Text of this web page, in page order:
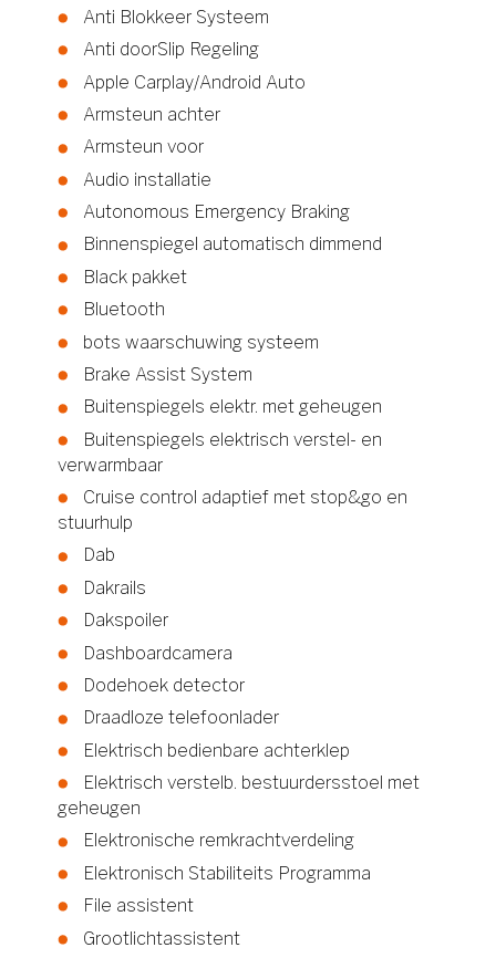
Anti Blokkeer Systeem
Anti doorSlip Regeling
Apple Carplay/Android Auto
Armsteun achter
Armsteun voor
Audio installatie
Autonomous Emergency Braking
Binnenspiegel automatisch dimmend
Black pakket
Bluetooth
bots waarschuwing systeem
Brake Assist System
Buitenspiegels elektr. met geheugen
Buitenspiegels elektrisch verstel- en
verwarmbaar
Cruise control adaptief met stop&go en
stuurhulp
Dab
Dakrails
Dakspoiler
Dashboardcamera
Dodehoek detector
Draadloze telefoonlader
Elektrisch bedienbare achterklep
Elektrisch verstelb. bestuurdersstoel met
geheugen
Elektronische remkrachtverdeling
Elektronisch Stabiliteits Programma
File assistent
Grootlichtassistent